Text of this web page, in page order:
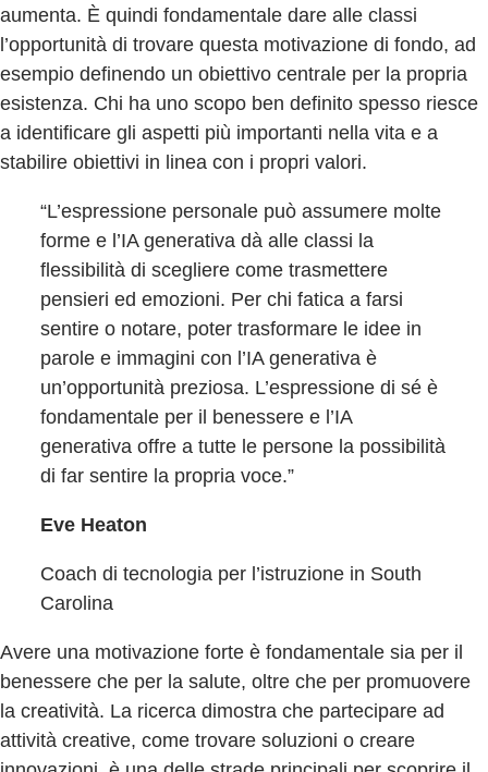
aumenta. È quindi fondamentale dare alle classi
l’opportunità di trovare questa motivazione di fondo, ad
esempio definendo un obiettivo centrale per la propria
esistenza. Chi ha uno scopo ben definito spesso riesce
a identificare gli aspetti più importanti nella vita e a
stabilire obiettivi in linea con i propri valori.
“L’espressione personale può assumere molte
forme e l’IA generativa dà alle classi la
flessibilità di scegliere come trasmettere
pensieri ed emozioni. Per chi fatica a farsi
sentire o notare, poter trasformare le idee in
parole e immagini con l’IA generativa è
un’opportunità preziosa. L’espressione di sé è
fondamentale per il benessere e l’IA
generativa offre a tutte le persone la possibilità
di far sentire la propria voce.”
Eve Heaton
Coach di tecnologia per l’istruzione in South
Carolina
Avere una motivazione forte è fondamentale sia per il
benessere che per la salute, oltre che per promuovere
la creatività. La ricerca dimostra che partecipare ad
attività creative, come trovare soluzioni o creare